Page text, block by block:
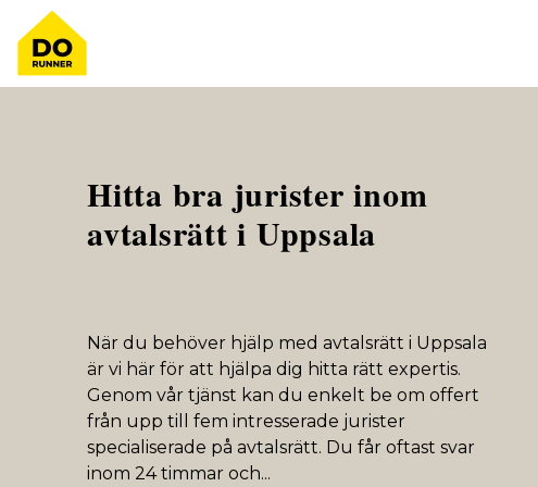
Hitta bra jurister inom
avtalsrätt i Uppsala
När du behöver hjälp med avtalsrätt i Uppsala
är vi här för att hjälpa dig hitta rätt expertis.
Genom vår tjänst kan du enkelt be om offert
från upp till fem intresserade jurister
specialiserade på avtalsrätt. Du får oftast svar
inom 24 timmar och...